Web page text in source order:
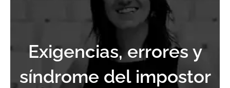
Exigencias, errores y
síndrome del impostor